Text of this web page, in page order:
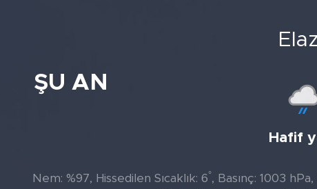
ŞU AN
Hafif
Nem: %97, Hissedilen Sıcaklık: 6°, Basınç: 1003